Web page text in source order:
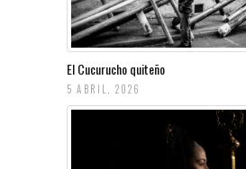
El Cucurucho quiteño
5 ABRIL, 2026